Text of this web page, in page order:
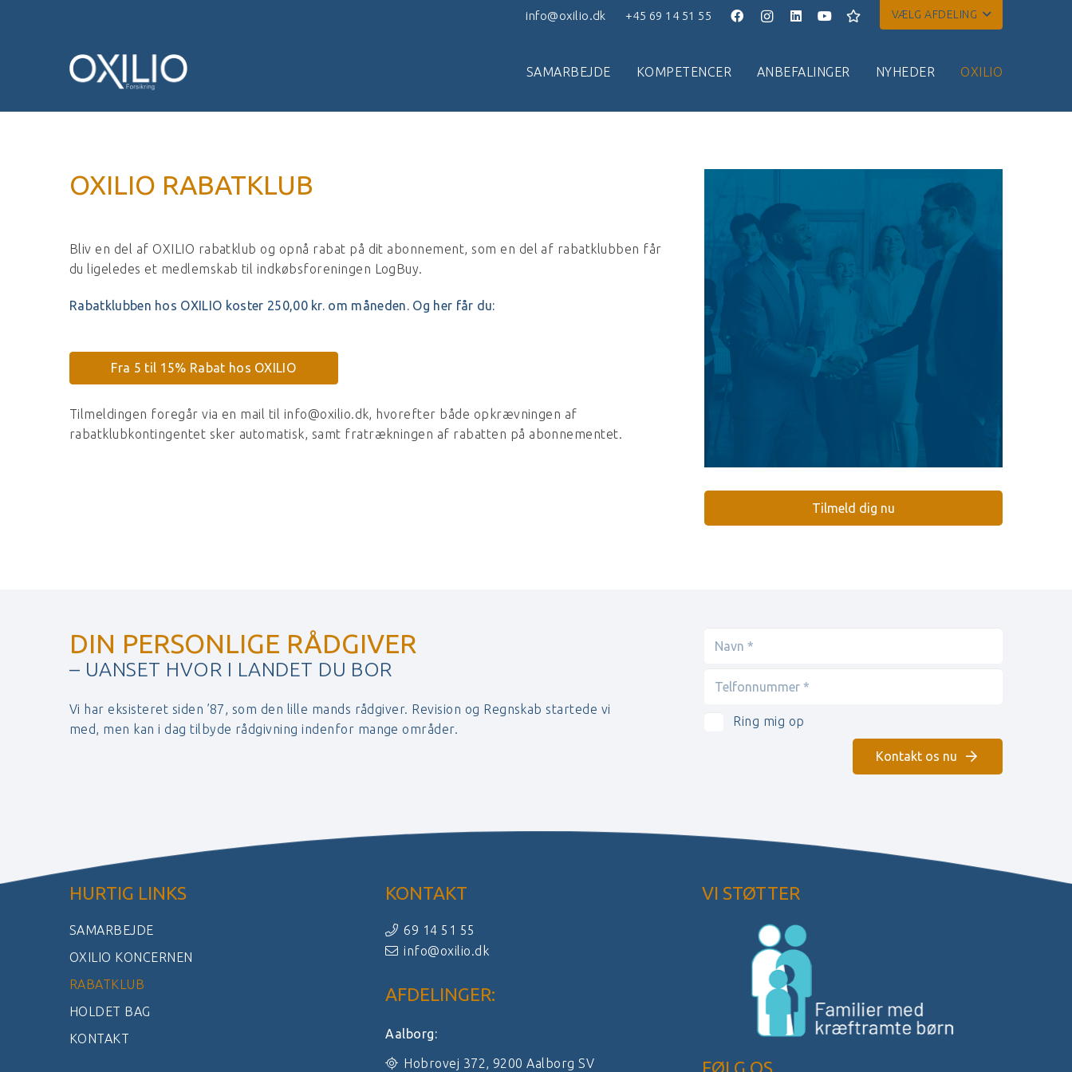
info@oxilio.dk +45 69 14 51 55 VÆLG AFDELING
SAMARBEJDE KOMPETENCER ANBEFALINGER NYHEDER OXILIO
OXILIO RABATKLUB
Bliv en del af OXILIO rabatklub og opnå rabat på dit abonnement, som en del af rabatklubben får
du ligeledes et medlemskab til indkøbsforeningen LogBuy.
Rabatklubben hos OXILIO koster 250,00 kr. om måneden. Og her får du:
Fra 5 til 15% Rabat hos OXILIO
Tilmeldingen foregår via en mail til info@oxilio.dk, hvorefter både opkrævningen af
rabatklubkontingentet sker automatisk, samt fratrækningen af rabatten på abonnementet.
Tilmeld dig nu
DIN PERSONLIGE RÅDGIVER
– UANSET HVOR I LANDET DU BOR
Vi har eksisteret siden ’87, som den lille mands rådgiver. Revision og Regnskab startede vi
med, men kan i dag tilbyde rådgivning indenfor mange områder.
Ring mig op
Kontakt os nu
HURTIG LINKS
SAMARBEJDE
OXILIO KONCERNEN
RABATKLUB
HOLDET BAG
KONTAKT
KONTAKT
69 14 51 55
info@oxilio.dk
AFDELINGER:
Aalborg:
Hobrovej 372, 9200 Aalborg SV
VI STØTTER
FØLG OS